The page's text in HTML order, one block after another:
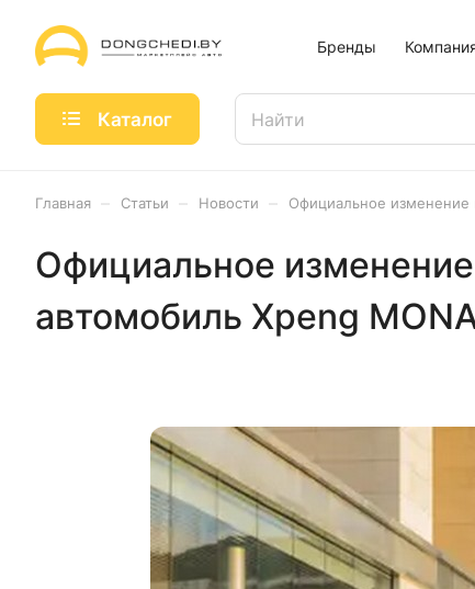
Бренды
Каталог
Главная Статьи Новости Официальное изменение
Официальное
автомобиль Xpeng